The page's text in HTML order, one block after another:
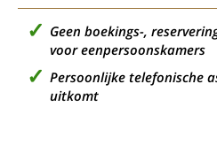
Geen boekings-,
voor eenpersoonskamers
Persoonlijke telefonische
uitkomt